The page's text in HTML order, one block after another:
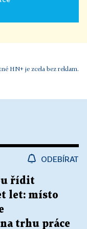
HN+ je zcela bez reklam.
ODEBÍRAT
řídit
let: místo
trhu práce